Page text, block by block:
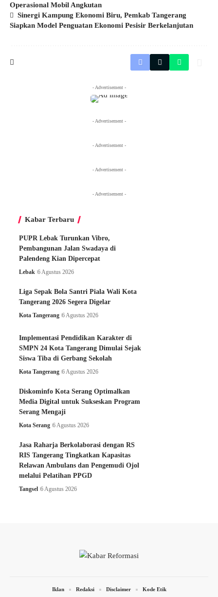
Operasional Mobil Angkutan
Sinergi Kampung Ekonomi Biru, Pemkab Tangerang
Siapkan Model Penguatan Ekonomi Pesisir Berkelanjutan
- Advertisement -
- Advertisement -
- Advertisement -
- Advertisement -
- Advertisement -
Kabar Terbaru
PUPR Lebak Turunkan Vibro,
Pembangunan Jalan Swadaya di
Palendeng Kian Dipercepat
Lebak 6 Agustus 2026
Liga Sepak Bola Santri Piala Wali Kota
Tangerang 2026 Segera Digelar
Kota Tangerang 6 Agustus 2026
Implementasi Pendidikan Karakter di
SMPN 24 Kota Tangerang Dimulai Sejak
Siswa Tiba di Gerbang Sekolah
Kota Tangerang 6 Agustus 2026
Diskominfo Kota Serang Optimalkan
Media Digital untuk Sukseskan Program
Serang Mengaji
Kota Serang 6 Agustus 2026
Jasa Raharja Berkolaborasi dengan RS
RIS Tangerang Tingkatkan Kapasitas
Relawan Ambulans dan Pengemudi Ojol
melalui Pelatihan PPGD
Tangsel 6 Agustus 2026
Iklan Redaksi Disclaimer Kode Etik